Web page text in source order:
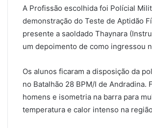
A Profissão escolhida foi Polícial
demonstração do Teste de Aptidão
presente a saoldado Thaynara
um depoimento de como ingressou
Os alunos ficaram a disposição da
no Batalhão 28 BPM/I de
homens e isometria na barra para
temperatura e calor intenso na